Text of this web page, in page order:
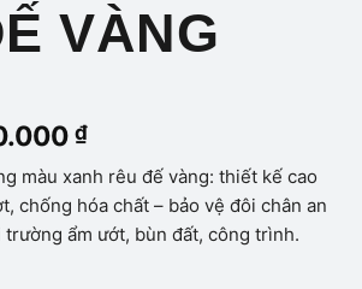
VÀNG
₫.
₫Giá
hiện
tại
là:
90.000 ₫.
màu xanh rêu đế vàng: thiết kế cao
chống hóa chất – bảo vệ đôi chân an
ẩm ướt, bùn đất, công trình.
RÊU ĐẾ VÀNG số lượng